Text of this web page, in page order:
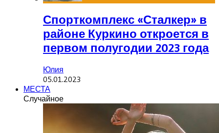
Спорткомплекс «Сталкер» в
районе Куркино откроется в
первом полугодии 2023 года
Юлия
05.01.2023
МЕСТА
Случайное